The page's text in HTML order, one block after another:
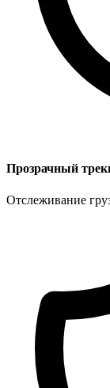
Прозрачный
Отслеживание